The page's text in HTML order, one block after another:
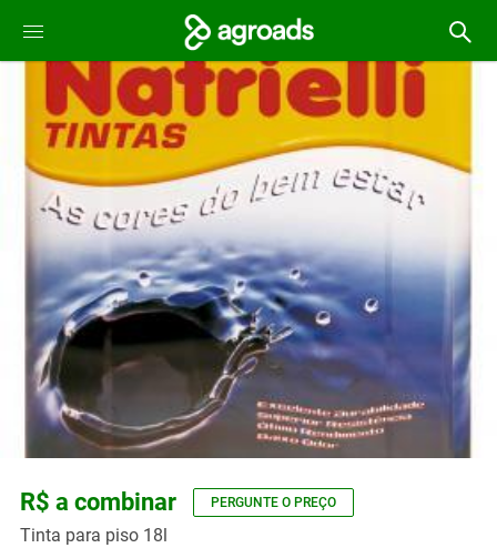
R$ a combinar PERGUNTE O PREÇO
Tinta para piso 18l